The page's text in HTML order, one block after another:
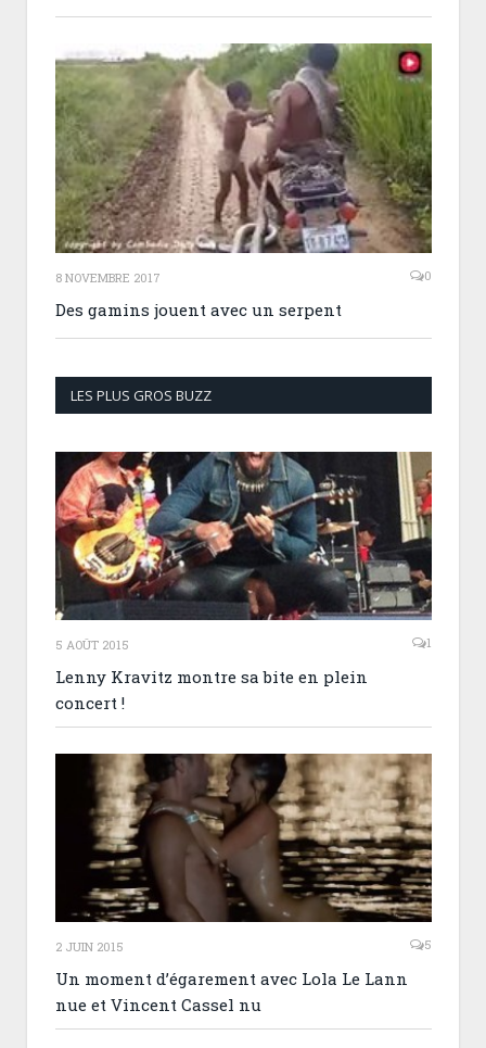
8 NOVEMBRE 2017 0
Des gamins jouent avec un serpent
LES PLUS GROS BUZZ
5 AOÛT 2015 1
Lenny Kravitz montre sa bite en plein
concert !
2 JUIN 2015 5
Un moment d’égarement avec Lola Le Lann
nue et Vincent Cassel nu